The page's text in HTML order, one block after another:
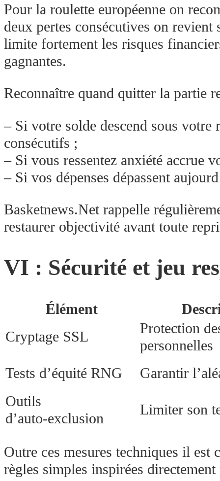
Pour la roulette européenne on
deux pertes consécutives on
limite fortement les risques
gagnantes.
Reconnaître quand quitter la partie
– Si votre solde descend sous
consécutifs ;
– Si vous ressentez anxiété accrue
– Si vos dépenses dépassent
Basketnews.Net rappelle
restaurer objectivité avant toute
VI : Sécurité et jeu
Élément
Cryptage SSL
Protection
personnelles
Tests d’équité RNG
Garantir
Outils
d’auto‑exclusion
Limiter son
Outre ces mesures techniques il
règles simples inspirées